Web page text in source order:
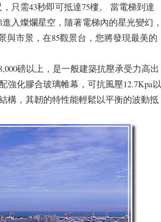
只需43秒即可抵達75樓。 當電梯到達
入燦爛星空，隨著電梯內的星光變幻，
與市景，在85觀景台，您將發現最美的
磅以上，是一般建築抗壓承受力高出
化膠合玻璃帷幕，可抗風壓12.7Kpa以
構，其韌的特性能輕鬆以平衡的波動抵